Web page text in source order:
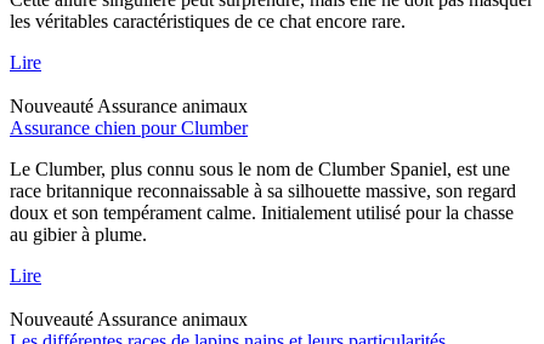
les véritables caractéristiques de ce chat encore rare.
Lire
Nouveauté Assurance animaux
Assurance chien pour Clumber
Le Clumber, plus connu sous le nom de Clumber Spaniel, est une
race britannique reconnaissable à sa silhouette massive, son regard
doux et son tempérament calme. Initialement utilisé pour la chasse
au gibier à plume.
Lire
Nouveauté Assurance animaux